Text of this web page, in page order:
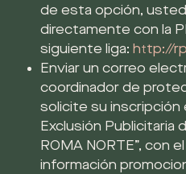
de esta opción,
directamente con la
siguiente liga: http://
Enviar un correo
coordinador de
solicite su inscripción
Exclusión Publicitaria
ROMA NORTE”, con
información